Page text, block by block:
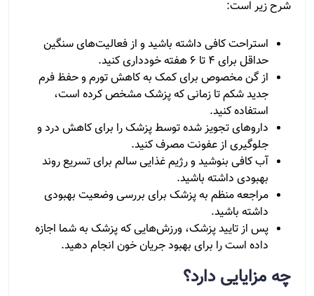
شرح زیر است:
استراحت کافی داشته باشید و از فعالیت‌های سنگین
حداقل برای 4 تا 6 هفته خودداری کنید.
از گن مخصوص برای کمک به کاهش تورم و حفظ فرم
جدید شکم تا زمانی که پزشک مشخص کرده است،
استفاده کنید.
داروهای تجویز شده توسط پزشک را برای کاهش درد و
جلوگیری از عفونت مصرف کنید.
آب کافی بنوشید و رژیم غذایی سالم برای تسریع روند
بهبودی داشته باشید.
مراجعه منظم به پزشک برای بررسی وضعیت بهبودی
داشته باشید.
پس از تایید پزشک، ورزش‌هایی که پزشک به شما اجازه
داده است را برای بهبود جریان خون انجام دهید.
چه مزایایی دارد؟